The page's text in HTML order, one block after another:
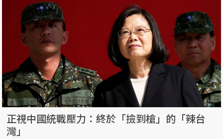
正視中國統戰壓力：終於「撿到槍」的「辣台
灣」